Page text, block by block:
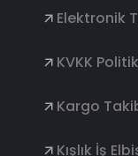
Elektronik
KVKK
Kargo
Kışlık İş